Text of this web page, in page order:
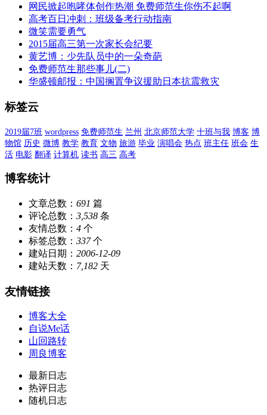
网民掀起咆哮体创作热潮 免费师范生你伤不起啊
高考百日冲刺：班级备考行动指南
微笑需要勇气
2015届高三第一次家长会纪要
黄艺博：少先队员中的一朵奇葩
免费师范生那些事儿(二)
华盛顿邮报：中国搁置争议援助日本抗震救灾
标签云
2019届7班 wordpress 免费师范生 兰州 北京师范大学 十班与我 博客 博
物馆 历史 微博 教学 教育 文物 旅游 毕业 演唱会 热点 班主任 班会 生
活 电影 翻译 计算机 读书 高三 高考
博客统计
文章总数： 691 篇
评论总数： 3,538 条
友情总数： 4 个
标签总数： 337个
建站日期： 2006-12-09
建站天数： 7,182 天
友情链接
博客大全
自说Me话
山回路转
周良博客
最新日志
热评日志
随机日志